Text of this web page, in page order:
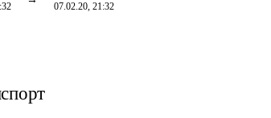
07.02.20, 21:32